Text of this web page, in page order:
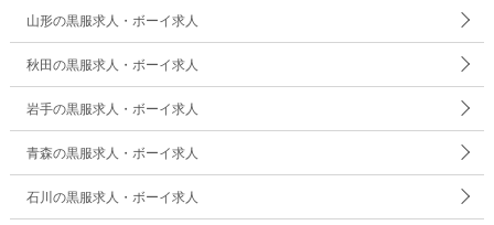
山形の黒服求人・ボーイ求人
秋田の黒服求人・ボーイ求人
岩手の黒服求人・ボーイ求人
青森の黒服求人・ボーイ求人
石川の黒服求人・ボーイ求人